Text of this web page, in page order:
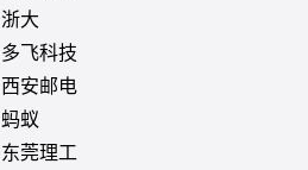
浙大
多飞科技
西安邮电
蚂蚁
东莞理工